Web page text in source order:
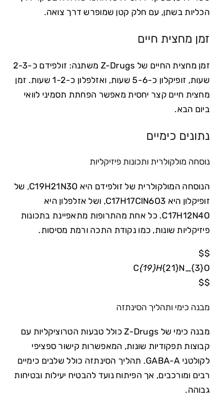
הכליות בשתן, עם חלק קטן שמופרש דרך צואה.
זמן מחצית חיים
זמן מחצית החיים של Z-Drugs משתנה: זולפידם כ-2-3
שעות, זופיקלון כ-5-6 שעות, ואזלפלון כ-1-2 שעות. זמן
מחצית חיים קצר יחסית מאפשר הפחתת תסמיני לוואי
ביום הבא.
נתונים כימיים
נוסחה מולקולרית ותכונות פיזיקליות
הנוסחה המולקולרית של זולפידם היא C19H21N3O, של
זופיקלון היא C17H17ClN6O3, ושל אזלפלון היא
C17H12N4O. כל אחת מהתרופות מתאפיינת בתכונות
פיזיקליות שונות, כמו נקודת התכה ורמת מסיסות.
$$
C{19}H{21}N_{3}O
$$
מבנה כימי ותהליך הסינתזה
מבנה כימי של Z-Drugs כולל טבעות הטרוציקליות עם
קבוצות תפקודיות שונות, המאפשרות קישור ספציפי
לקולטני GABA-A. תהליך הסינתזה כולל שלבים כימיים
רבים ומורכבים, אך הפיתוח נועד להבטיח יעילות ובטיחות
גבוהה.